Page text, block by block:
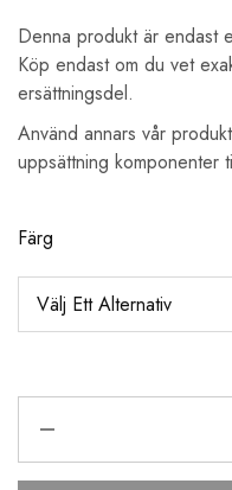
Denna produkt är endast
Köp endast om du vet
ersättningsdel.
Använd annars vår
uppsättning komponenter
Färg